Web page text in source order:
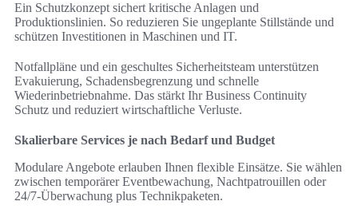
Ein Schutzkonzept sichert kritische Anlagen und
Produktionslinien. So reduzieren Sie ungeplante Stillstände und
schützen Investitionen in Maschinen und IT.
Notfallpläne und ein geschultes Sicherheitsteam unterstützen
Evakuierung, Schadensbegrenzung und schnelle
Wiederinbetriebnahme. Das stärkt Ihr Business Continuity
Schutz und reduziert wirtschaftliche Verluste.
Skalierbare Services je nach Bedarf und Budget
Modulare Angebote erlauben Ihnen flexible Einsätze. Sie wählen
zwischen temporärer Eventbewachung, Nachtpatrouillen oder
24/7-Überwachung plus Technikpaketen.